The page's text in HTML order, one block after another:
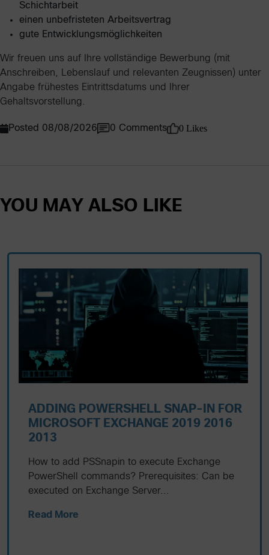
Schichtarbeit
einen unbefristeten Arbeitsvertrag
gute Entwicklungsmöglichkeiten
Wir freuen uns auf Ihre vollständige Bewerbung (mit
Anschreiben, Lebenslauf und relevanten Zeugnissen) unter
Angabe frühestes Eintrittsdatums und Ihrer
Gehaltsvorstellung.
Posted 08/08/2026 0 Comments 0 Likes
YOU MAY ALSO LIKE
ADDING POWERSHELL SNAP-IN FOR
MICROSOFT EXCHANGE 2019 2016
2013
How to add PSSnapin to execute Exchange
PowerShell commands? Prerequisites: Can be
executed on Exchange Server...
Read More